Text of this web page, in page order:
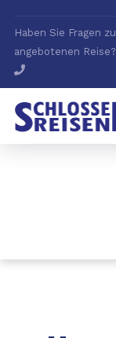
Haben Sie Fragen
angebotenen